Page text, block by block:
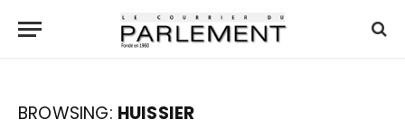
BROWSING: HUISSIER